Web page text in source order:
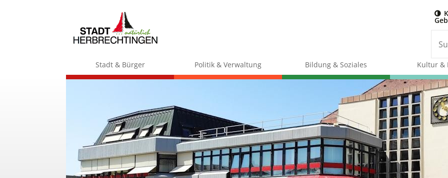
Stadt & Bürger Politik & Verwaltung Bildung & Soziales Kultur &